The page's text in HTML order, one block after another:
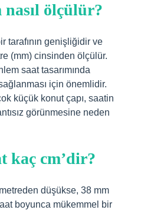
nasıl ölçülür?
tarafının genişliğidir ve
(mm) cinsinden ölçülür.
saat tasarımında
için önemlidir.
küçük konut çapı, saatin
görünmesine neden
kaç cm’dir?
düşükse, 38 mm
boyunca mükemmel bir